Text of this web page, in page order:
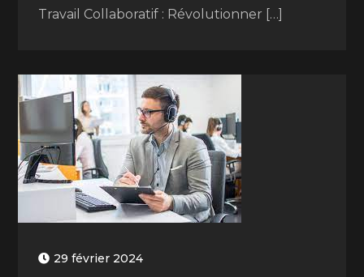
Travail Collaboratif : Révolutionner […]
29 février 2024